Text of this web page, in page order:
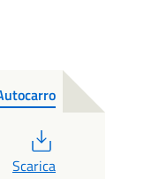
Scarica